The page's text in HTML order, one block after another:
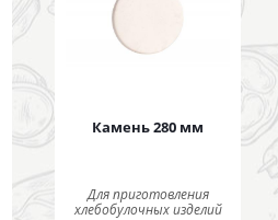
Камень 280 мм
Для приготовления
хлебобулочных изделий